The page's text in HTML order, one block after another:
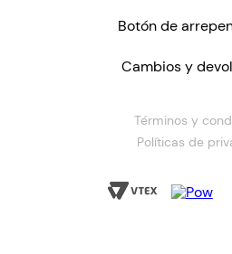
Botón de
Cambios y
Términos y
Políticas de